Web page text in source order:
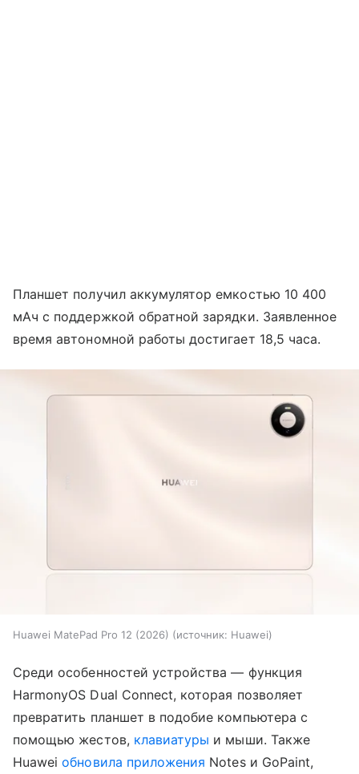
Планшет получил аккумулятор емкостью 10 400
мАч с поддержкой обратной зарядки. Заявленное
время автономной работы достигает 18,5 часа.
Huawei MatePad Pro 12 (2026) источник: Huawei
Среди особенностей устройства — функция
HarmonyOS Dual Connect, которая позволяет
превратить планшет в подобие компьютера с
помощью жестов, клавиатуры и мыши. Также
Huaweiобновила приложения Notes и GoPaint,